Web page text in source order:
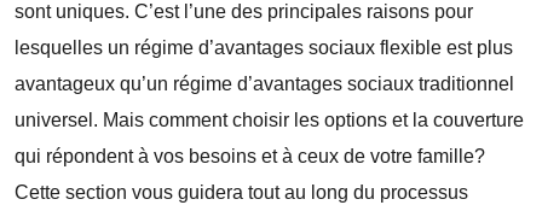
sont uniques. C’est l’une des principales raisons pour
lesquelles un régime d’avantages sociaux flexible est plus
avantageux qu’un régime d’avantages sociaux traditionnel
universel. Mais comment choisir les options et la couverture
qui répondent à vos besoins et à ceux de votre famille?
Cette section vous guidera tout au long du processus